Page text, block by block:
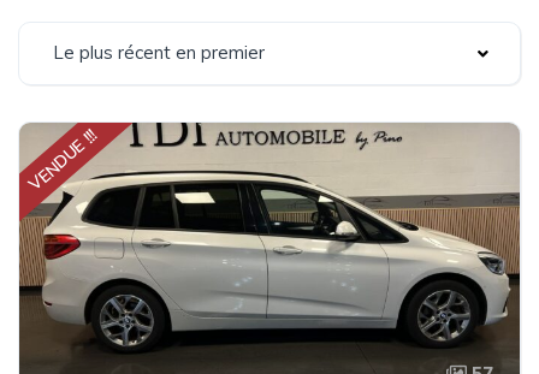
Le plus récent en premier
VENDUE !!!